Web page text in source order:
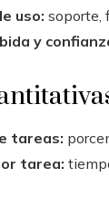
uso: soporte,
y
tareas:
tarea: